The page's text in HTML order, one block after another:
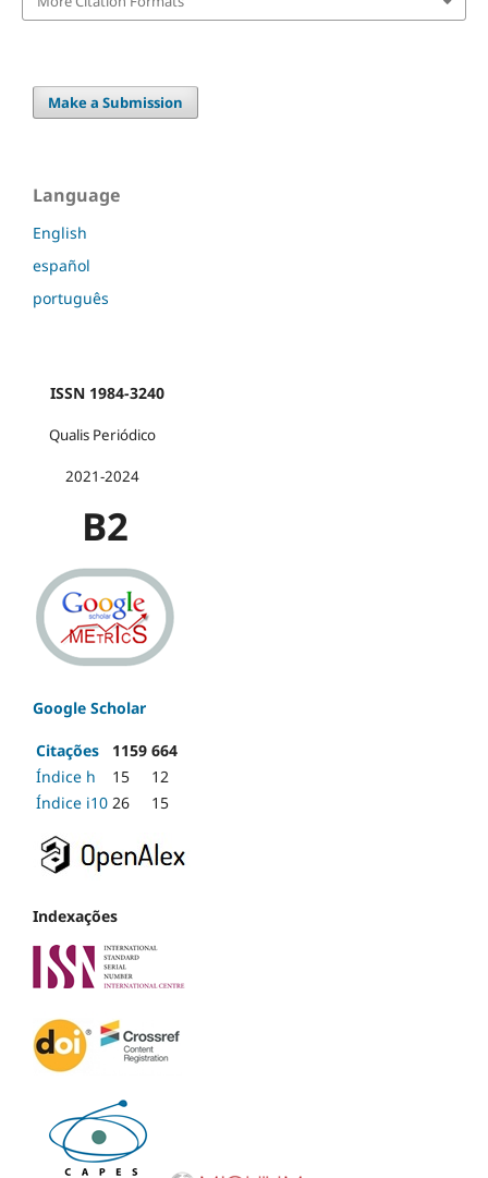
Make a Submission
Language
English
español
português
ISSN 1984-3240
Qualis Periódico
2021-2024
B2
Google Scholar
Citações 1159 664
Índice h
15
12
Índice i10 26 15
Indexações